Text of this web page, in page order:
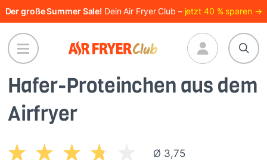
Direkt
zum
Inhalt
Der große Summer Sale! Dein Air Fryer Club – jetzt 40 % sparen →
Hafer-Proteinchen aus dem
Airfryer
Ø 3,75